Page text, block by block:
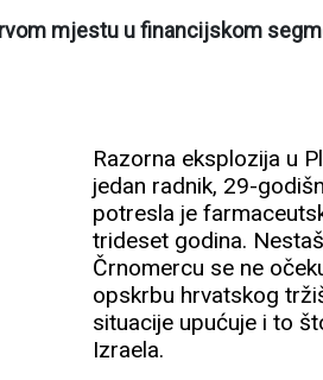
mjestu u financijskom
Razorna eksplozija u
jedan radnik, 29-
potresla je
trideset godina.
Črnomercu se ne
opskrbu hrvatskog
situacije upućuje i to
Izraela.